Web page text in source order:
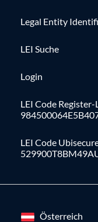
Legal Entity
LEI Suche
Login
LEI Code Register-
LEI Code
Österreich